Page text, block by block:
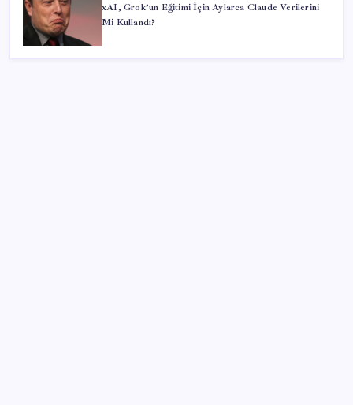
xAI, Grok’un Eğitimi İçin Aylarca Claude Verilerini
Mi Kullandı?